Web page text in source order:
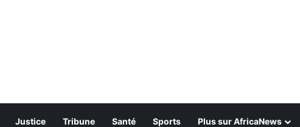
Justice Tribune Santé Sports Plus sur AfricaNews